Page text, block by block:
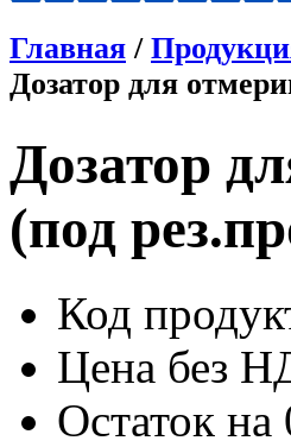
Главная /
Дозатор для
Дозатор
(под
Код
Цена без
Остаток на